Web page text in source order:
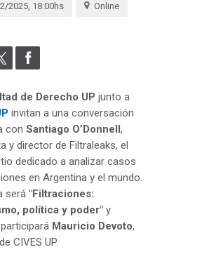
2025, 18:00hs Online
de Derecho UP junto a
invitan a una conversación
con Santiago O’Donnell,
y director de Filtraleaks, el
dedicado a analizar casos
en Argentina y el mundo.
será "Filtraciones:
política y poder" y
Mauricio Devoto,
CIVES UP.